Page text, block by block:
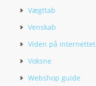
Vægttab
Venskab
Viden på internettet
Voksne
Webshop guide